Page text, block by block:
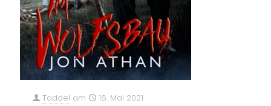
Taddel am 16. Mai 2021